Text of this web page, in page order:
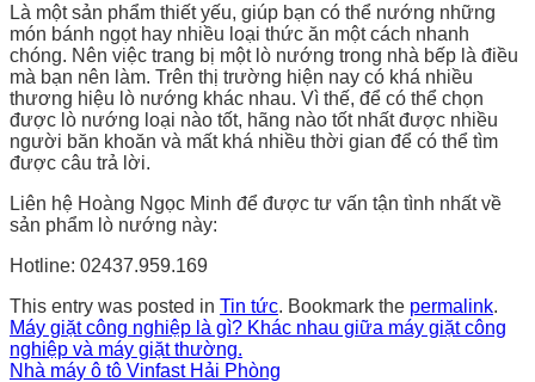
Là một sản phẩm thiết yếu, giúp bạn có thể nướng những
món bánh ngọt hay nhiều loại thức ăn một cách nhanh
chóng. Nên việc trang bị một lò nướng trong nhà bếp là điều
mà bạn nên làm. Trên thị trường hiện nay có khá nhiều
thương hiệu lò nướng khác nhau. Vì thế, để có thể chọn
được lò nướng loại nào tốt, hãng nào tốt nhất được nhiều
người băn khoăn và mất khá nhiều thời gian để có thể tìm
được câu trả lời.
Liên hệ Hoàng Ngọc Minh để được tư vấn tận tình nhất về
sản phẩm lò nướng này:
Hotline: 02437.959.169
This entry was posted in Tin tức. Bookmark the permalink.
Máy giặt công nghiệp là gì? Khác nhau giữa máy giặt công
nghiệp và máy giặt thường.
Nhà máy ô tô Vinfast Hải Phòng